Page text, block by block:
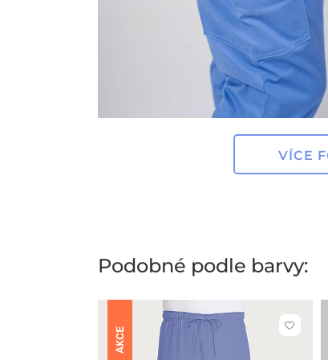
VÍCE
Podobné podle barvy:
AKCE
Kliknutím